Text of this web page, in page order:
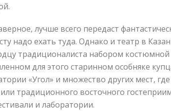
лучше всего передаст
надо ехать туда. Однако и театр в
традиционалиста набором
для этого старинном особняке
«Угол» и множество других мест,
традиционного восточного
и лаборатории.